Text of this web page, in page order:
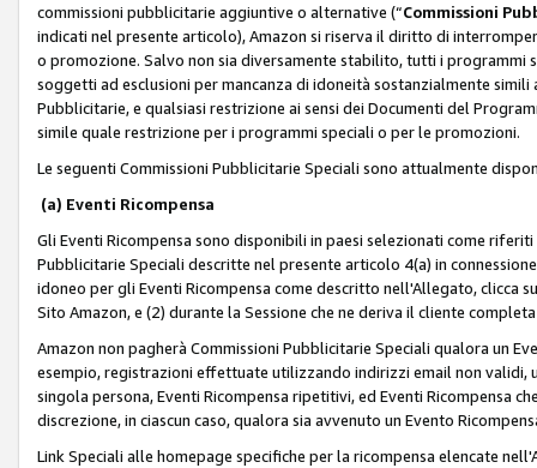
commissioni pubblicitarie aggiuntive o alternative (“Commissioni
indicati nel presente articolo), Amazon si riserva il diritto di
o promozione. Salvo non sia diversamente stabilito, tutti i
soggetti ad esclusioni per mancanza di idoneità sostanzialmente
Pubblicitarie, e qualsiasi restrizione ai sensi dei Documenti del
simile quale restrizione per i programmi speciali o per le promozioni.
Le seguenti Commissioni Pubblicitarie Speciali sono attualmente
(a) Eventi Ricompensa
Gli Eventi Ricompensa sono disponibili in paesi selezionati come
Pubblicitarie Speciali descritte nel presente articolo 4(a) in
idoneo per gli Eventi Ricompensa come descritto nell'Allegato, clicca
Sito Amazon, e (2) durante la Sessione che ne deriva il cliente
Amazon non pagherà Commissioni Pubblicitarie Speciali qualora un
esempio, registrazioni effettuate utilizzando indirizzi email non
singola persona, Eventi Ricompensa ripetitivi, ed Eventi Ricompensa
discrezione, in ciascun caso, qualora sia avvenuto un Evento
Link Speciali alle homepage specifiche per la ricompensa elencate